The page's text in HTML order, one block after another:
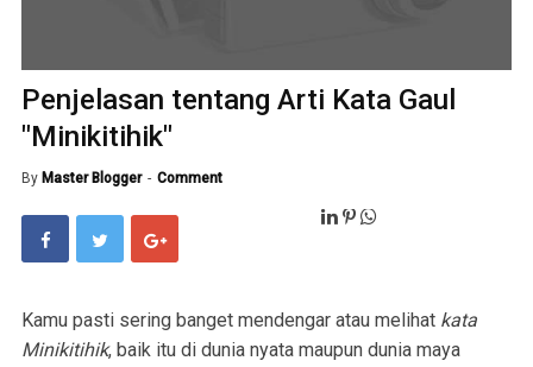
Penjelasan tentang Arti Kata Gaul
"Minikitihik"
By Master Blogger Comment
Kamu pasti sering banget mendengar atau melihat kata
Minikitihik, baik itu di dunia nyata maupun dunia maya